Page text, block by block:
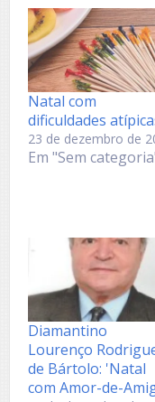
Natal com
dificuldades
23 de dezembro de
Em "Sem
Diamantino
Lourenço
de Bártolo: 'Natal
com Amor-de-